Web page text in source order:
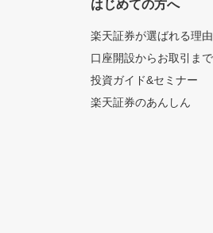
はじめての方へ
楽天証券が選ばれる理由
口座開設からお取引ま
投資ガイド&セミナー
楽天証券のあんしん